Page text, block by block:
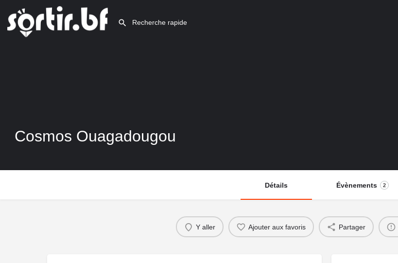
Cosmos Ouagadougou
Détails Évènements 2
Y aller Ajouter aux favoris Partager